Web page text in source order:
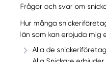
Frågor och svar om
Hur många
län som kan erbjuda mig
Alla de